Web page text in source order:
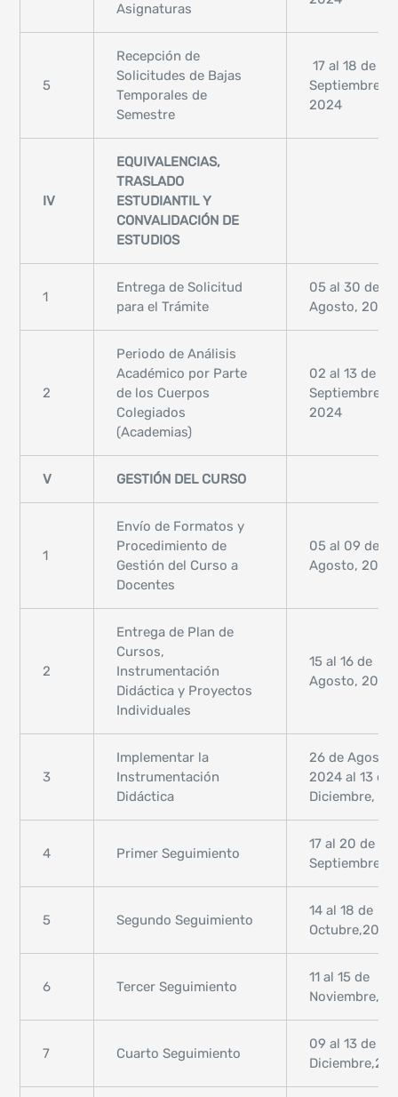
Asignaturas
5
Recepción de
Solicitudes de Bajas
Temporales de
Semestre
17 al 18 de
Septiembre,
2024
IV
EQUIVALENCIAS,
TRASLADO
ESTUDIANTIL Y
CONVALIDACIÓN DE
ESTUDIOS
1
Entrega de Solicitud
para el Trámite
05 al 30 de
Agosto, 2024
2
Periodo de Análisis
Académico por Parte
de los Cuerpos
Colegiados
(Academias)
02 al 13 de
Septiembre,
2024
V GESTIÓN DEL CURSO
1
Envío de Formatos y
Procedimiento de
Gestión del Curso a
Docentes
05 al 09 de
Agosto, 2024
2
Entrega de Plan de
Cursos,
Instrumentación
Didáctica y Proyectos
Individuales
15 al 16 de
Agosto, 2024
3
Implementar la
Instrumentación
Didáctica
26 de Agosto,
2024 al 13 de
Diciembre,
4 Primer Seguimiento
17 al 20 de
5 Segundo Seguimiento
14 al 18 de
Octubre,2024
6 Tercer Seguimiento
11 al 15 de
7 Cuarto Seguimiento
09 al 13 de